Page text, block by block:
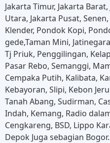
Jakarta Timur, Jakarta
Utara, Jakarta Pusat,
Klender, Pondok Kopi,
gede,Taman Mini,
Tj Priuk, Penggilingan,
Pasar Rebo, Semanggi,
Cempaka Putih, Kalibata,
Kebayoran, Slipi, Kebon
Tanah Abang, Sudirman,
Indah, Kemang, Radio
Cengkareng, BSD, Lippo
Depok Juga sebagian Bogor.